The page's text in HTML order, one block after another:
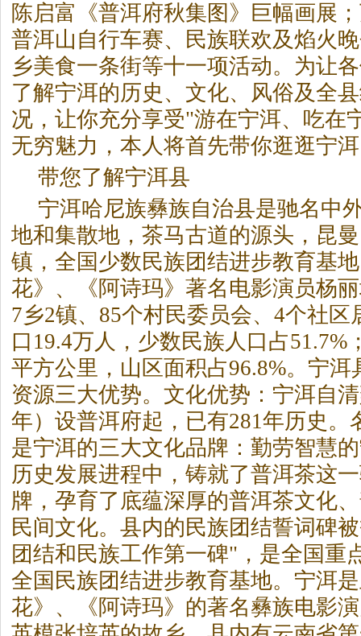
陈启富《普洱府秋集图》巨幅画展
普洱山自行车赛、民族联欢及焰火
乡美食一条街等十一项活动。为让
了解宁洱的历史、文化、风俗及全
况，让你充分享受"游在宁洱、吃在
无穷魅力，本人将首先带你逛逛宁
带您了解宁洱县
宁洱哈尼族彝族自治县是驰名中
地和集散地， 茶马古道的源头，昆
镇，全国少数民族团结进步教育基
花》、《阿诗玛》著名电影演员杨
7乡2镇、85个村民委员会、4个社区
口19.4万人，少数民族人口占51.7%
平方公里，山区面积占96.8%。宁
资源三大优势。文化优势：宁洱自
年）设普洱府起，已有281年历史。
是宁洱的三大文化品牌：勤劳智慧
历史发展进程中，铸就了普洱茶这
牌，孕育了底蕴深厚的普洱茶文化
民间文化。县内的民族团结誓词碑
团结和民族工作第一碑"，是全国重
全国民族团结进步教育基地。宁洱
花》、《阿诗玛》的著名彝族电影